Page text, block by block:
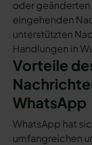
oder
eingehenden
unterstützten
Handlungen in
Vorteile
WhatsApp
WhatsApp hat
umfangreichen